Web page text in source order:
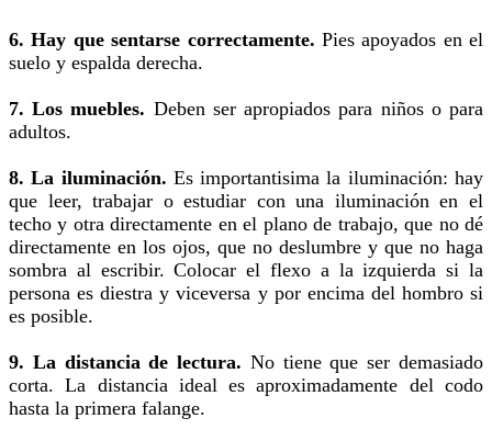
6. Hay que sentarse correctamente. Pies apoyados en el
suelo y espalda derecha.
7. Los muebles. Deben ser apropiados para niños o para
adultos.
8. La iluminación. Es importantisima la iluminación: hay
que leer, trabajar o estudiar con una iluminación en el
techo y otra directamente en el plano de trabajo, que no dé
directamente en los ojos, que no deslumbre y que no haga
sombra al escribir. Colocar el flexo a la izquierda si la
persona es diestra y viceversa y por encima del hombro si
es posible.
9. La distancia de lectura. No tiene que ser demasiado
corta. La distancia ideal es aproximadamente del codo
hasta la primera falange.